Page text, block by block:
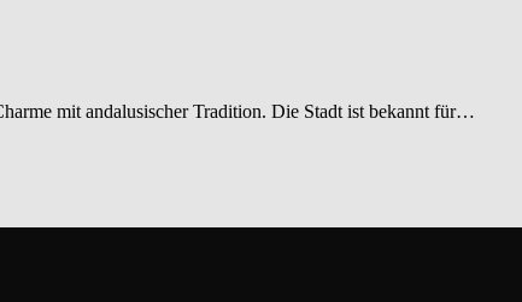
mit andalusischer Tradition. Die Stadt ist bekannt für…